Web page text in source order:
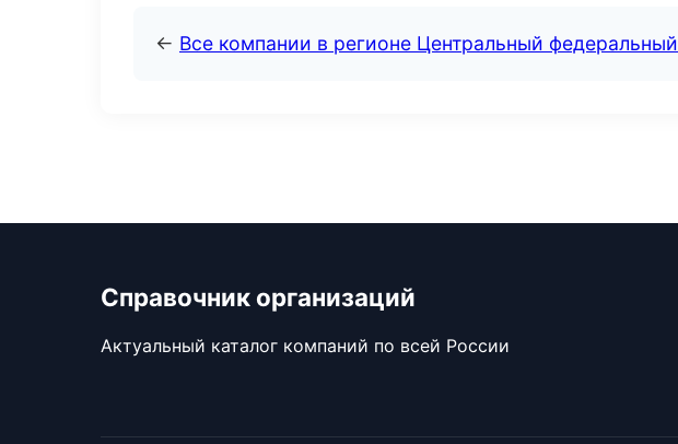
← Все компании в регионе Центральный
Справочник организаций
Актуальный каталог компаний по всей России